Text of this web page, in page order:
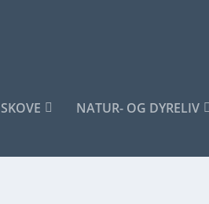
SKOVE NATUR- OG DYRELIV